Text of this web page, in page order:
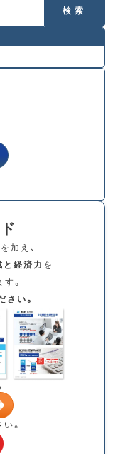
検索
加え、
経済力 を
。
さい。
。